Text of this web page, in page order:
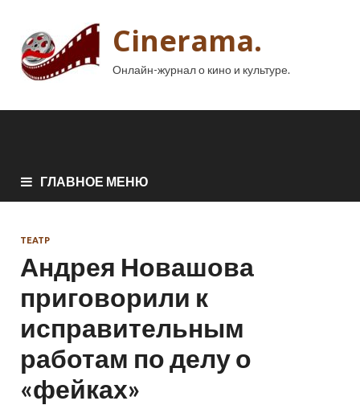
Cinerama.
Онлайн-журнал о кино и культуре.
ГЛАВНОЕ МЕНЮ
ТЕАТР
Андрея Новашова
приговорили к
исправительным
работам по делу о
«фейках»